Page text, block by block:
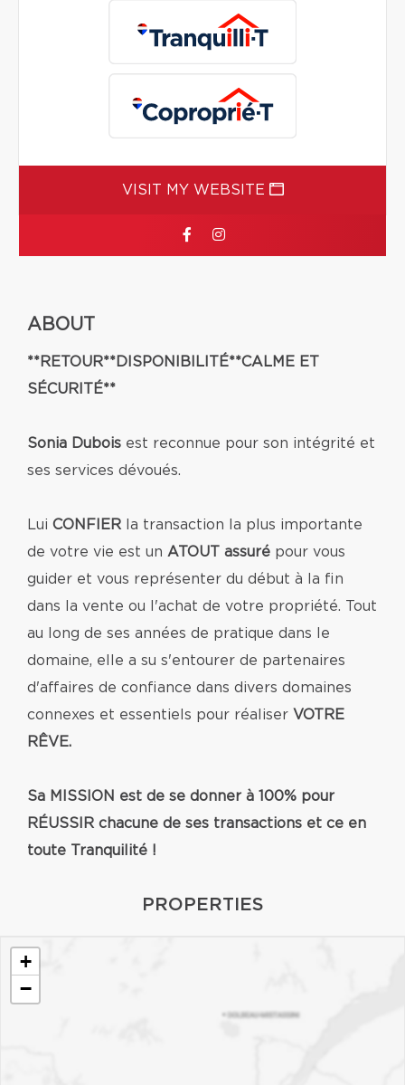
VISIT MY WEBSITE
ABOUT
**RETOUR**DISPONIBILITÉ**CALME ET
SÉCURITÉ**
Sonia Dubois est reconnue pour son intégrité et
ses services dévoués.
Lui CONFIER la transaction la plus importante
de votre vie est un ATOUT assuré pour vous
guider et vous représenter du début à la fin
dans la vente ou l'achat de votre propriété. Tout
au long de ses années de pratique dans le
domaine, elle a su s'entourer de partenaires
d'affaires de confiance dans divers domaines
connexes et essentiels pour réaliser VOTRE
RÊVE.
Sa MISSION est de se donner à 100% pour
RÉUSSIR chacune de ses transactions et ce en
toute Tranquilité !
PROPERTIES
+
−